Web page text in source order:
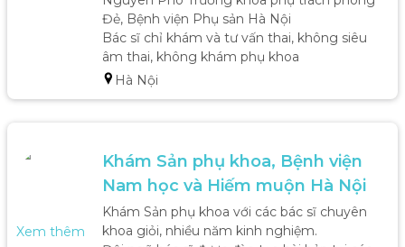
Đẻ, Bệnh viện Phụ sản Hà Nội
Bác sĩ chỉ khám và tư vấn thai, không siêu
âm thai, không khám phụ khoa
Hà Nội
Xem thêm
Khám Sản phụ khoa, Bệnh viện
Nam học và Hiếm muộn Hà Nội
Khám Sản phụ khoa với các bác sĩ chuyên
khoa giỏi, nhiều năm kinh nghiệm.